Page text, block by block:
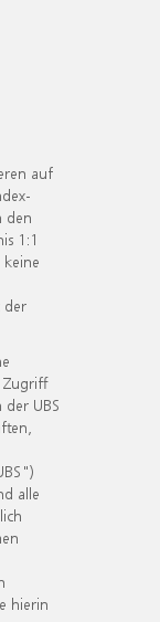
auf
den
1:1
der
UBS
alle
hierin